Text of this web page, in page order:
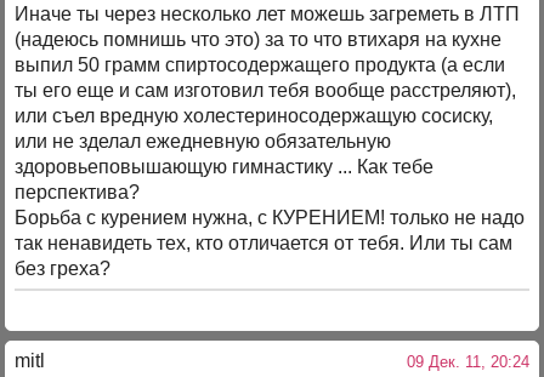
Иначе ты через несколько лет можешь загреметь в ЛТП
(надеюсь помнишь что это) за то что втихаря на кухне
выпил 50 грамм спиртосодержащего продукта (а если
ты его еще и сам изготовил тебя вообще расстреляют),
или съел вредную холестериносодержащую сосиску,
или не зделал ежедневную обязательную
здоровьеповышающую гимнастику ... Как тебе
перспектива?
Борьба с курением нужна, с КУРЕНИЕМ! только не надо
так ненавидеть тех, кто отличается от тебя. Или ты сам
без греха?
mitl 09 Дек. 11, 20:24